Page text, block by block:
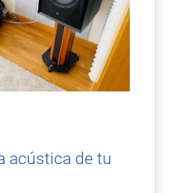
acústica de tu